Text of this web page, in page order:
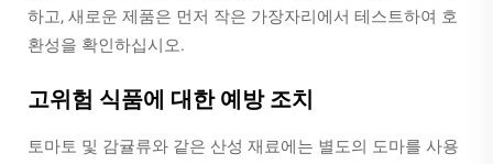
하고, 새로운 제품은 먼저 작은 가장자리에서 테스트하여 호
환성을 확인하십시오.
고위험 식품에 대한 예방 조치
토마토 및 감귤류와 같은 산성 재료에는 별도의 도마를 사용